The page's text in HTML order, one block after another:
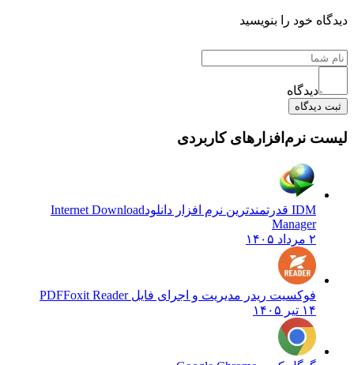
دیدگاه خود را بنویسید
دیدگاه
ثبت دیدگاه
لیست نرم‌افزارهای کاربردی
IDM قدرتمندترین نرم افزار دانلود
Internet Download
Manager
۲ مرداد ۱۴۰۵
فوکسیت ریدر مدیریت و اجرای فایل PDFFoxit Reader
۱۴ تیر ۱۴۰۵